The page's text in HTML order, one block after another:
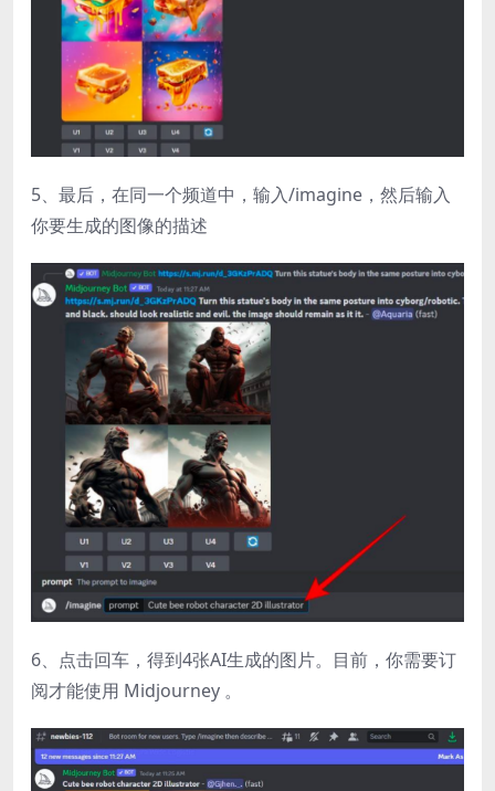
5、最后，在同一个频道中，输入/imagine，然后输入
你要生成的图像的描述
6、点击回车，得到4张AI生成的图片。目前，你需要订
阅才能使用 Midjourney 。